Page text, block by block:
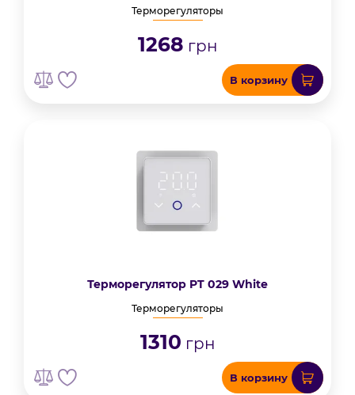
Терморегуляторы
1268 грн
В корзину
Терморегулятор PT 029 White
Терморегуляторы
1310 грн
В корзину